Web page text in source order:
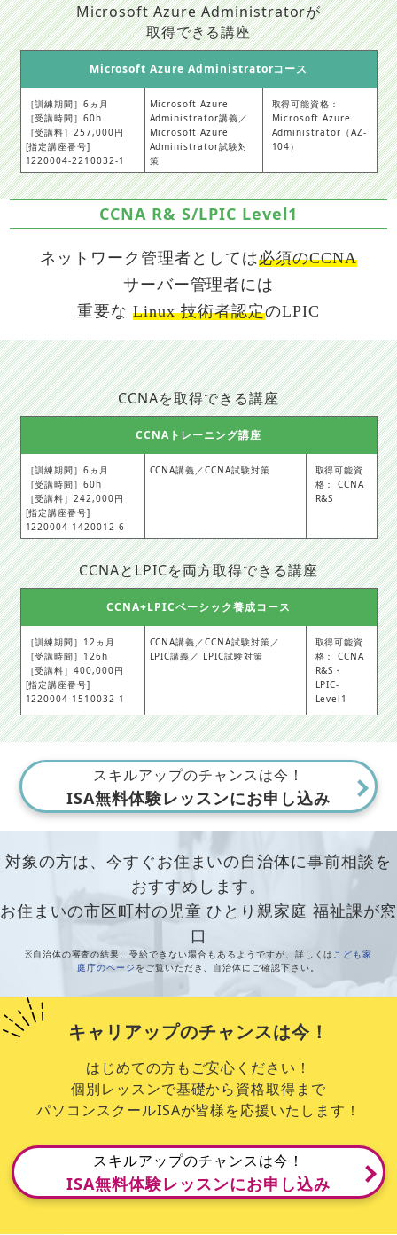
Microsoft Azure Administratorが
取得できる講座
Microsoft Azure Administratorコース
［訓練期間］6ヵ月
［受講時間］60h
［受講料］257,000円
[指定講座番号]
1220004-2210032-1
Microsoft Azure
Administrator講義／
Microsoft Azure
Administrator試験対
策
取得可能資格：
Microsoft Azure
Administrator（AZ-
104）
CCNA R& S/LPIC Level1
ネットワーク管理者としては必須のCCNA
サーバー管理者には
重要なLinux 技術者認定のLPIC
CCNAを取得できる講座
CCNAトレーニング講座
［訓練期間］6ヵ月
［受講時間］60h
［受講料］242,000円
[指定講座番号]
1220004-1420012-6
CCNA講義／CCNA試験対策
取得可能資
格： CCNA
R&S
CCNAとLPICを両方取得できる講座
CCNA+LPICベーシック養成コース
［訓練期間］12ヵ月
［受講時間］126h
［受講料］400,000円
[指定講座番号]
1220004-1510032-1
CCNA講義／CCNA試験対策／
LPIC講義／ LPIC試験対策
取得可能資
格： CCNA
R&S・
LPIC-
Level1
スキルアップのチャンスは今！
ISA無料体験レッスンにお申し込み
対象の方は、今すぐお住まいの自治体に事前相談を
おすすめします。
お住まいの市区町村の児童 ひとり親家庭 福祉課が窓
口
※自治体の審査の結果、受給できない場合もあるようですが、詳しくは こども家
庭庁のページ をご覧いただき、自治体にご確認下さい。
キャリアップのチャンスは今！
はじめての方もご安心ください！
個別レッスンで基礎から資格取得まで
パソコンスクールISAが皆様を応援いたします！
スキルアップのチャンスは今！
ISA無料体験レッスンにお申し込み